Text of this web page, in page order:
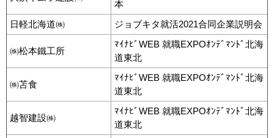
本
日軽北海道㈱
ジョブキタ就活2021合同企業説明会
㈱松本鐵工所
ﾏｲﾅﾋﾞWEB 就職EXPOｵﾝﾃﾞﾏﾝﾄﾞ北海
道東北
㈱苫食
ﾏｲﾅﾋﾞWEB 就職EXPOｵﾝﾃﾞﾏﾝﾄﾞ北海
道東北
越智建設㈱
ﾏｲﾅﾋﾞWEB 就職EXPOｵﾝﾃﾞﾏﾝﾄﾞ北海
道東北